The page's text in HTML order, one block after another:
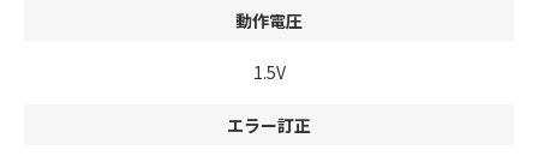
動作電圧
1.5V
エラー訂正